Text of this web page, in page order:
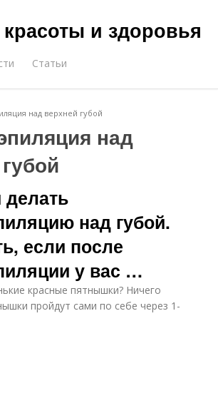
и здоровья
Статьи
над верхней губой
над
над губой.
если после
у вас …
красные пятнышки? Ничего
пройдут сами по себе через 1-